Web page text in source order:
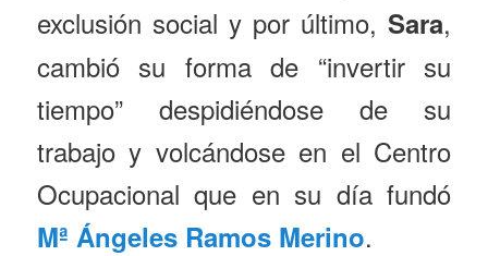
exclusión social y por último, Sara,
cambió su forma de “invertir su
tiempo” despidiéndose de su
trabajo y volcándose en el Centro
Ocupacional que en su día fundó
Mª Ángeles Ramos Merino.